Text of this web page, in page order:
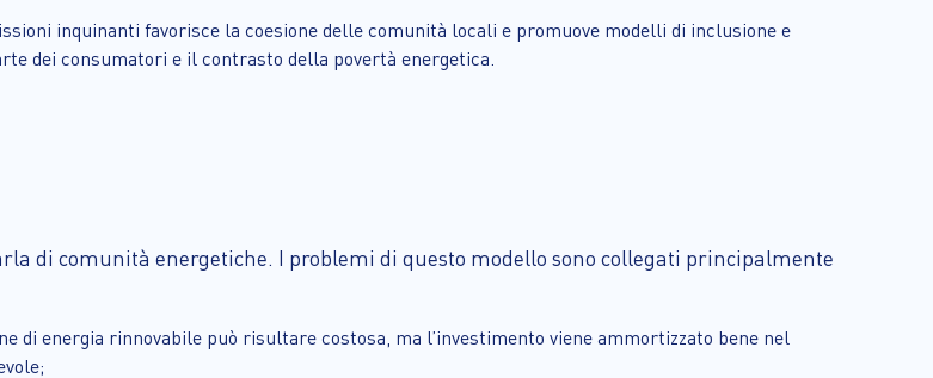
inquinanti favorisce la coesione delle comunità locali e promuove modelli di inclusione e
dei consumatori e il contrasto della povertà energetica.
di comunità energetiche. I problemi di questo modello sono collegati principalmente
di energia rinnovabile può risultare costosa, ma l’investimento viene ammortizzato bene nel